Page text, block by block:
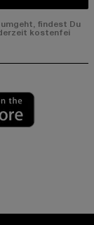
findest Du
kostenfei